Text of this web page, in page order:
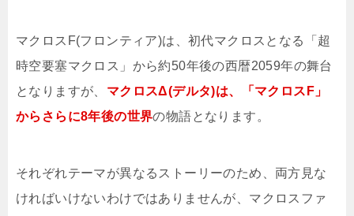
マクロスF(フロンティア)は、初代マクロスとなる「超
時空要塞マクロス」から約50年後の西暦2059年の舞台
となりますが、 マクロスΔ(デルタ)は、「マクロスF」
からさらに8年後の世界の物語となります。
それぞれテーマが異なるストーリーのため、両方見な
ければいけないわけではありませんが、マクロスファ